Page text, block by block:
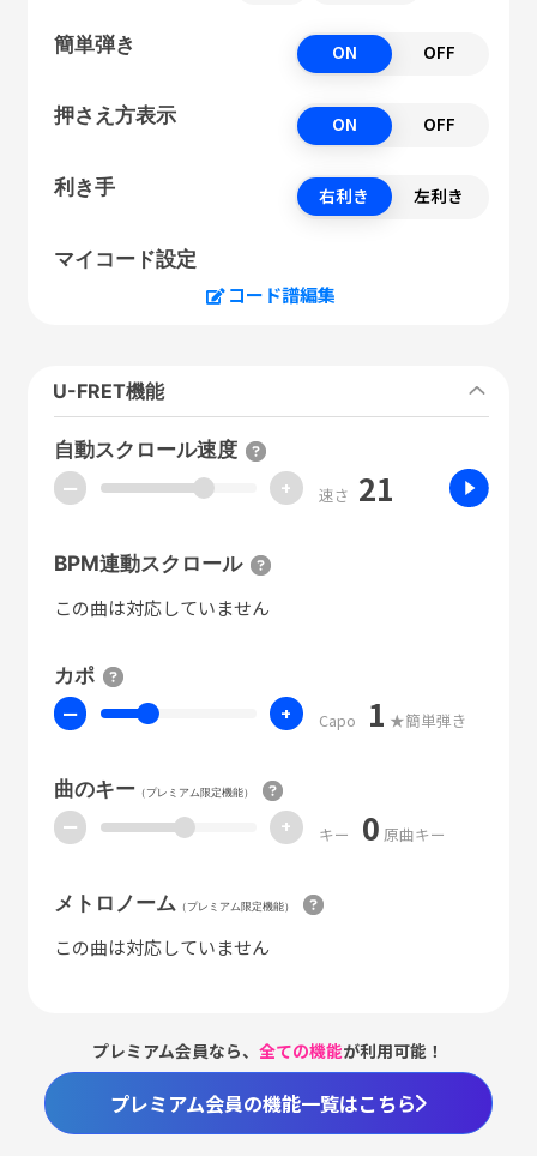
簡単弾き ON OFF
押さえ方表示 ON OFF
利き手 右利き 左利き
マイコード設定
コード譜編集
U-FRET機能
自動スクロール速度
ー + 速さ 21
BPM連動スクロール
この曲は対応していません
カポ
ー + Capo 1 ★簡単弾き
曲のキー（プレミアム限定機能）
ー + キー 0 原曲キー
メトロノーム （プレミアム限定機能）
この曲は対応していません
プレミアム会員なら、全ての機能が利用可能！
プレミアム会員の機能一覧はこちら